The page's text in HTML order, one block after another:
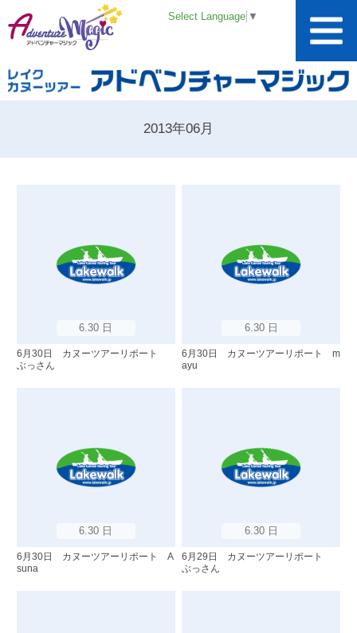
Select Language ▼
2013年06月
6.30 日
6月30日 カヌーツアーリポート
ぶっさん
6.30 日
6月30日 カヌーツアーリポート m
ayu
6.30 日
6月30日 カヌーツアーリポート A
suna
6.30 日
6月29日 カヌーツアーリポート
ぶっさん